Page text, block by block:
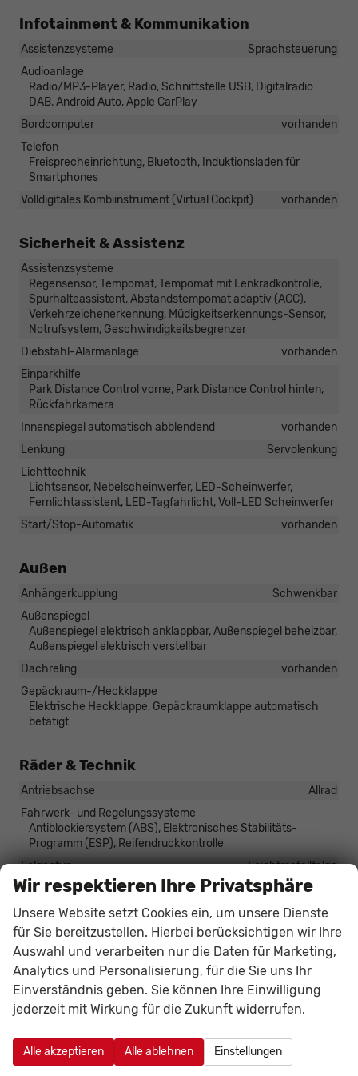
Infotainment & Kommunikation
Assistenzsysteme
Sprachsteuerung
Audioanlage
Radio/MP3-Player, Radio, Schnittstelle USB, Digitalradio
DAB, Android Auto, Apple CarPlay
Bordcomputer
vorhanden
Telefon
Freisprecheinrichtung, Bluetooth, Induktionsladen für
Smartphones
Volldigitales Kombiinstrument (Virtual Cockpit)
vorhanden
Sicherheit & Assistenz
Assistenzsysteme
Regensensor, Tempomat, Tempomat mit Lenkradkontrolle,
Spurhalteassistent, Abstandstempomat adaptiv (ACC),
Verkehrzeichenerkennung, Müdigkeitserkennungs-Sensor,
Notrufsystem, Geschwindigkeitsbegrenzer
Diebstahl-Alarmanlage
vorhanden
Einparkhilfe
Park Distance Control vorne, Park Distance Control hinten,
Rückfahrkamera
Innenspiegel automatisch abblendend
vorhanden
Lenkung
Servolenkung
Lichttechnik
Lichtsensor, Nebelscheinwerfer, LED-Scheinwerfer,
Fernlichtassistent, LED-Tagfahrlicht, Voll-LED Scheinwerfer
Start/Stop-Automatik
vorhanden
Außen
Anhängerkupplung
Schwenkbar
Außenspiegel
Außenspiegel elektrisch anklappbar, Außenspiegel beheizbar,
Außenspiegel elektrisch verstellbar
Dachreling
vorhanden
Gepäckraum-/Heckklappe
Elektrische Heckklappe, Gepäckraumklappe automatisch
betätigt
Räder & Technik
Antriebsachse
Allrad
Fahrwerk- und Regelungssysteme
Antiblockiersystem (ABS), Elektronisches Stabilitäts-
Programm (ESP), Reifendruckkontrolle
Felgentyp
Leichtmetallfelge
Sonstiges
Antriebsart
Verbrennungsmotor (ICE)
Anzahl Sitzplätze
5
Anzahl Türen
5-türig
Erstzulassung
01.05.2026
Kilometerstand
Leergewicht
Wir respektieren Ihre Privatsphäre
Unsere Website setzt Cookies ein, um unsere Dienste
für Sie bereitzustellen. Hierbei berücksichtigen wir Ihre
Auswahl und verarbeiten nur die Daten für Marketing,
Analytics und Personalisierung, für die Sie uns Ihr
Einverständnis geben. Sie können Ihre Einwilligung
jederzeit mit Wirkung für die Zukunft widerrufen.
Alle akzeptieren Alle ablehnen Einstellungen